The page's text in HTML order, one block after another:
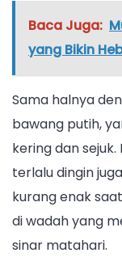
Baca Juga:
yang Bikin
Sama halnya
bawang putih,
kering dan
terlalu dingin
kurang enak
di wadah yang
sinar matahari.